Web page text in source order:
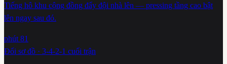
Tiếng hô khu cộng đồng đẩy đội nhà lên — pressing tầng cao bật
lên ngay sau đó.
phút 81
Đổi sơ đồ · 3-4-2-1 cuối trận